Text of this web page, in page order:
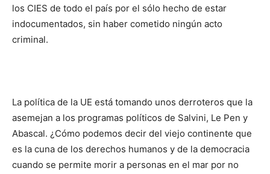
los CIES de todo el país por el sólo hecho de estar
indocumentados, sin haber cometido ningún acto
criminal.
La política de la UE está tomando unos derroteros que la
asemejan a los programas políticos de Salvini, Le Pen y
Abascal. ¿Cómo podemos decir del viejo continente que
es la cuna de los derechos humanos y de la democracia
cuando se permite morir a personas en el mar por no